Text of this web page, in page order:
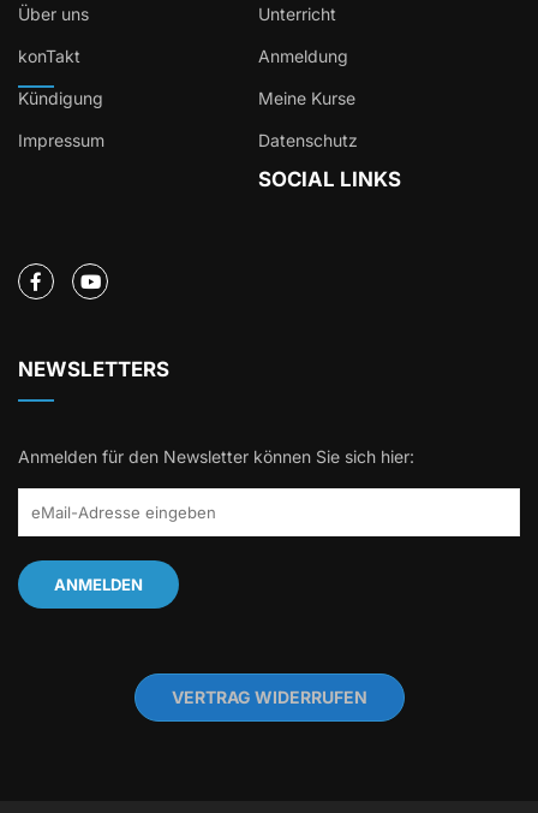
Über uns Unterricht
konTakt Anmeldung
Kündigung Meine Kurse
Impressum Datenschutz
SOCIAL LINKS
NEWSLETTERS
Anmelden für den Newsletter können Sie sich hier:
VERTRAG WIDERRUFEN